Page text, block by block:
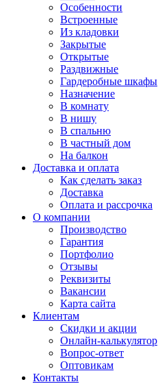
Особенности
Встроенные
Из кладовки
Закрытые
Открытые
Раздвижные
Гардеробные шкафы
Назначение
В комнату
В нишу
В спальню
В частный дом
На балкон
Доставка и оплата
Как сделать заказ
Доставка
Оплата и рассрочка
О компании
Производство
Гарантия
Портфолио
Отзывы
Реквизиты
Вакансии
Карта сайта
Клиентам
Скидки и акции
Онлайн-калькулятор
Вопрос-ответ
Оптовикам
Контакты